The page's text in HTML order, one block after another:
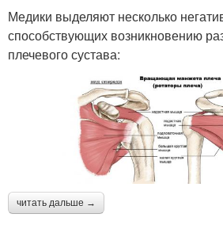
Медики выделяют несколько
способствующих возникновению
плечевого сустава:
читать дальше →